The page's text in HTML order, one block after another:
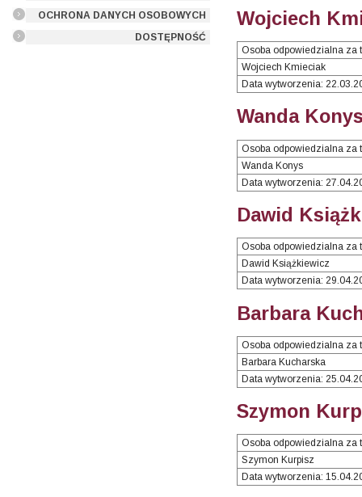
OCHRONA DANYCH OSOBOWYCH
DOSTĘPNOŚĆ
Wojciech
Osoba odpowiedzialna za
Wojciech Kmieciak
Data wytworzenia:
Wanda
Osoba odpowiedzialna za
Wanda Konys
Data wytworzenia:
Dawid
Osoba odpowiedzialna za
Dawid Książkiewicz
Data wytworzenia:
Barbara
Osoba odpowiedzialna za
Barbara Kucharska
Data wytworzenia:
Szymon
Osoba odpowiedzialna za
Szymon Kurpisz
Data wytworzenia: